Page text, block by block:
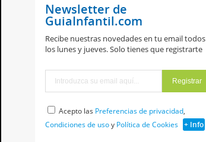
Newsletter de
GuiaInfantil.com
Recibe nuestras novedades en tu email todos
los lunes y jueves. Solo tienes que registrarte
Acepto las Preferencias de privacidad,
Condiciones de usoy Política de Cookies + Info